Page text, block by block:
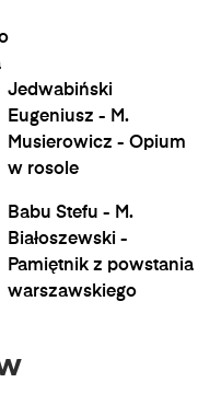
Jedwabiński
Eugeniusz - M.
Musierowicz - Opium
w rosole
Babu Stefu - M.
Białoszewski -
Pamiętnik z powstania
warszawskiego